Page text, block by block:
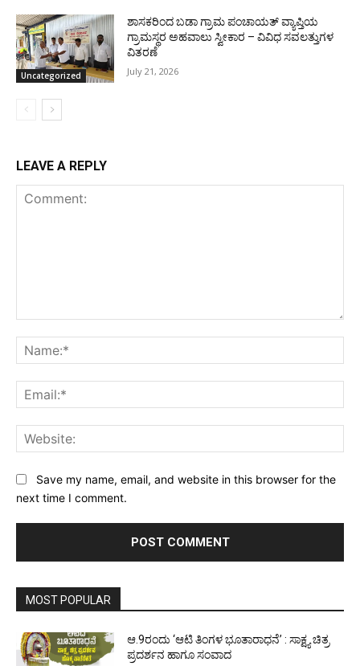
Uncategorized
ಶಾಸಕರಿಂದ ಬಡಾ ಗ್ರಾಮ ಪಂಚಾಯತ್ ವ್ಯಾಪ್ತಿಯ
ಗ್ರಾಮಸ್ಥರ ಅಹವಾಲು ಸ್ವೀಕಾರ – ವಿವಿಧ ಸವಲತ್ತುಗಳ
ವಿತರಣೆ
July 21, 2026
LEAVE A REPLY
Save my name, email, and website in this browser for the
next time I comment.
MOST POPULAR
ಆ.9ರಂದು ‘ಆಟಿ ತಿಂಗಳ ಭೂತಾರಾಧನೆ’ : ಸಾಕ್ಷ್ಯ ಚಿತ್ರ
ಪ್ರದರ್ಶನ ಹಾಗೂ ಸಂವಾದ